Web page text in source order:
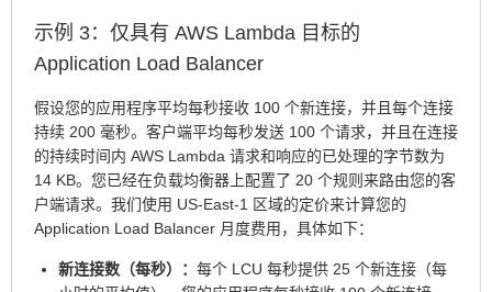
示例 3：仅具有 AWS Lambda 目标的
Application Load Balancer
假设您的应用程序平均每秒接收 100 个新连接，并且每个连接
持续 200 毫秒。客户端平均每秒发送 100 个请求，并且在连接
的持续时间内 AWS Lambda 请求和响应的已处理的字节数为
14 KB。您已经在负载均衡器上配置了 20 个规则来路由您的客
户端请求。我们使用 US-East-1 区域的定价来计算您的
Application Load Balancer 月度费用，具体如下：
新连接数（每秒）： 每个 LCU 每秒提供 25 个新连接（每